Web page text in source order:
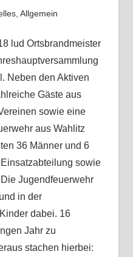
, Allgemein
lud Ortsbrandmeister
Neben den Aktiven
Gäste aus
sowie eine
aus Wahlitz
36 Männer und 6
sowie
Jugendfeuerwehr
in der
dabei. 16
Jahr zu
stachen hierbei: